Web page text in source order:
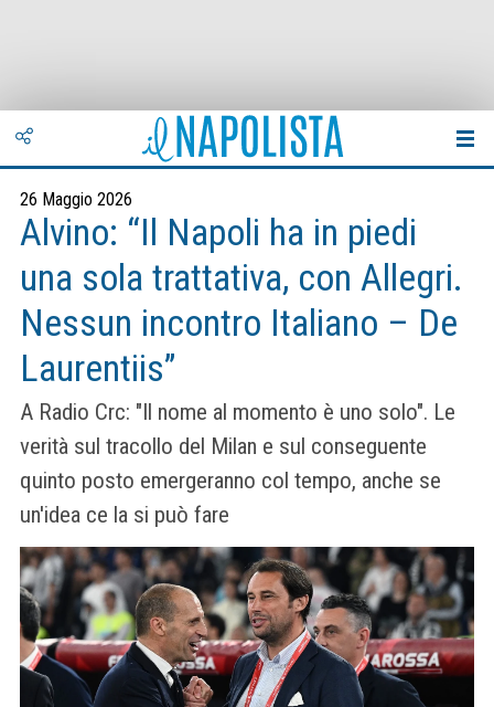
26 Maggio 2026
Alvino: “Il Napoli ha in piedi
una sola trattativa, con Allegri.
Nessun incontro Italiano – De
Laurentiis”
A Radio Crc: "Il nome al momento è uno solo". Le
verità sul tracollo del Milan e sul conseguente
quinto posto emergeranno col tempo, anche se
un'idea ce la si può fare